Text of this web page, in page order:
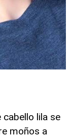
lila se
moños a